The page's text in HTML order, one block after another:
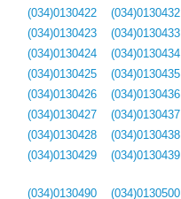
(034)0130422
(034)0130423
(034)0130424
(034)0130425
(034)0130426
(034)0130427
(034)0130428
(034)0130429
(034)0130432
(034)0130433
(034)0130434
(034)0130435
(034)0130436
(034)0130437
(034)0130438
(034)0130439
(034)0130490 (034)0130500